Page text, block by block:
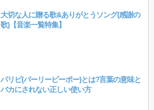
大切な人に贈る歌&ありがとうソング(感謝の
歌)【音楽一覧特集】
パリピ(パーリーピーポー)とは?言葉の意味と
バカにされない正しい使い方